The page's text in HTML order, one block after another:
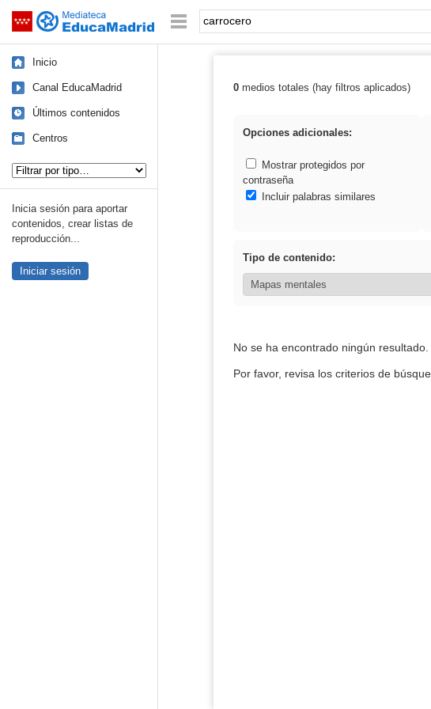
Saltar navegación Palabra o frase:
Inicio
Canal EducaMadrid
Últimos contenidos
Centros
Inicia sesión para aportar
contenidos, crear listas de
reproducción...
Iniciar sesión
Resultados de: carrocero
0medios totales (hay filtros aplicados)
Opciones adicionales:
Mostrar protegidos por
contraseña
Incluir palabras similares
Tipo de contenido:
No se ha encontrado ningún resultado.
Por favor, revisa los criterios de